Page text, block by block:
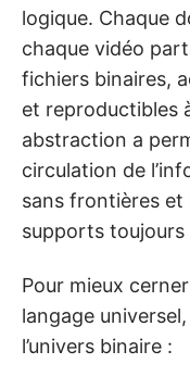
logique. Chaque
chaque vidéo
fichiers binaires,
et reproductibles
abstraction a
circulation de
sans frontières et
supports toujours
Pour mieux
langage
l’univers binaire :